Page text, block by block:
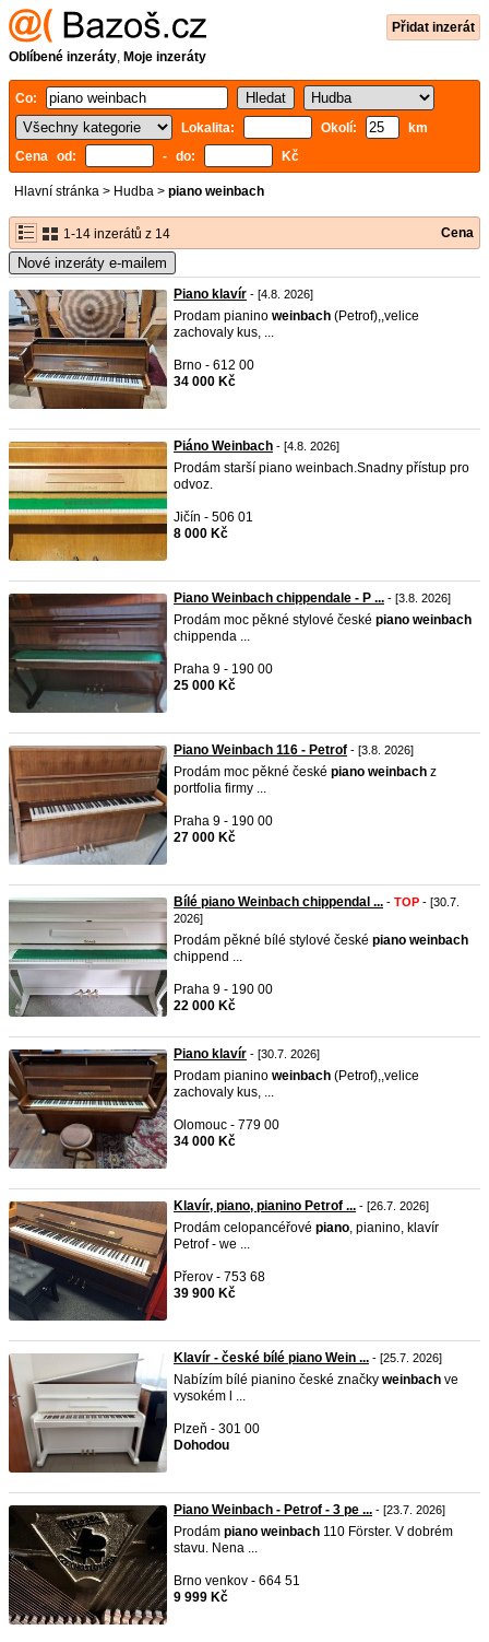
Přidat inzerát
Oblíbené inzeráty, Moje inzeráty
Co:
Lokalita:
Okolí:
km
Cena od:
- do: Kč
Hlavní stránka > Hudba > piano weinbach
1-14 inzerátů z 14 Cena
Nové inzeráty e-mailem
Piano klavír - [4.8. 2026]
Prodam pianino weinbach (Petrof),,velice
zachovaly kus, ...
Brno - 612 00
34 000 Kč
Piáno Weinbach - [4.8. 2026]
Prodám starší piano weinbach.Snadny přístup pro
odvoz.
Jičín - 506 01
8 000 Kč
Piano Weinbach chippendale - P ... - [3.8. 2026]
Prodám moc pěkné stylové české piano weinbach
chippenda ...
Praha 9 - 190 00
25 000 Kč
Piano Weinbach 116 - Petrof - [3.8. 2026]
Prodám moc pěkné české piano weinbach z
portfolia firmy ...
Praha 9 - 190 00
27 000 Kč
Bílé piano Weinbach chippendal ... - TOP - [30.7.
2026]
Prodám pěkné bílé stylové české piano weinbach
chippend ...
Praha 9 - 190 00
22 000 Kč
Piano klavír - [30.7. 2026]
Prodam pianino weinbach (Petrof),,velice
zachovaly kus, ...
Olomouc - 779 00
34 000 Kč
Klavír, piano, pianino Petrof ... - [26.7. 2026]
Prodám celopancéřové piano, pianino, klavír
Petrof - we ...
Přerov - 753 68
39 900 Kč
Klavír - české bílé piano Wein ... - [25.7. 2026]
Nabízím bílé pianino české značky weinbach ve
vysokém l ...
Plzeň - 301 00
Dohodou
Piano Weinbach - Petrof - 3 pe ... - [23.7. 2026]
Prodám piano weinbach 110 Förster. V dobrém
stavu. Nena ...
Brno venkov - 664 51
9 999 Kč